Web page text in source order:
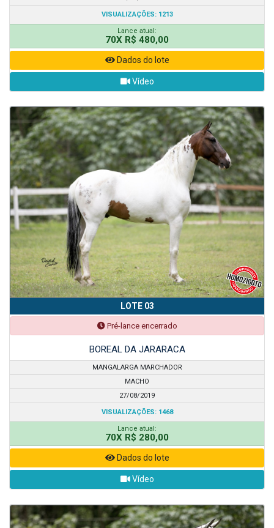
VISUALIZAÇÕES: 1213
Lance atual:
70X R$ 480,00
Dados do lote
Vídeo
LOTE 03
Pré-lance encerrado
BOREAL DA JARARACA
MANGALARGA MARCHADOR
MACHO
27/08/2019
VISUALIZAÇÕES: 1468
Lance atual:
70X R$ 280,00
Dados do lote
Vídeo